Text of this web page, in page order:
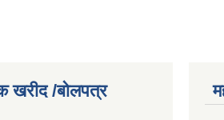
खरीद /बोलपत्र